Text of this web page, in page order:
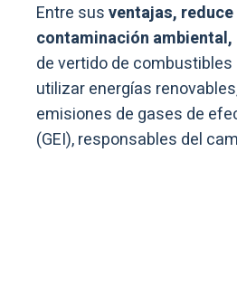
Entre susventajas,
contaminación ambiental,
de vertido de combustibles
utilizar energías
emisiones de gases de
(GEI), responsables del